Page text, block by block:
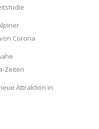
Corona
Zeiten
Attraktion in